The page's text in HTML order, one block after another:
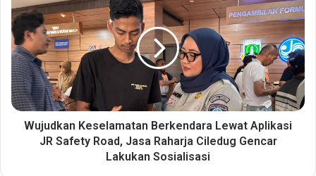
t
i
b
k
a
n
P
u
j
u
d
k
a
n
K
Wujudkan Keselamatan Berkendara Lewat Aplikasi
JR Safety Road, Jasa Raharja Ciledug Gencar
Lakukan Sosialisasi